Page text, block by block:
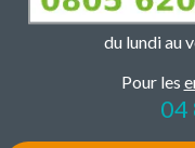
du lundi au
Pour les
04